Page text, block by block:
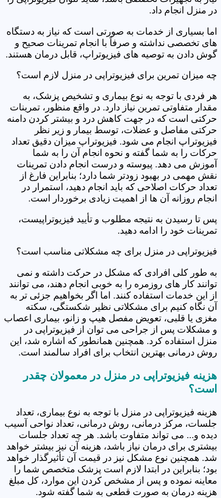
در منزل انجام داد.
اما بسیاری از خدمات به صورتی است که نیاز به دستگاه
های تخصصی نداشته و صرفاً با انجام تمرینات صحیح و
گوش دادن به توصیه های فیزیوتراپ، قابل درمان هستند.
چه میزان تمرین برای فیزیوتراپی در منزل لازم است؟
هر فردی با توجه به نوع بیماری و تشخیص پزشک، به
مقدار متفاوتی تمرین نیاز دارد. در واقع منظور، تمرینات
حرکتی است که در جهت کاهش درد و بیشتر کردن دامنه
حرکتی مفاصل و عضلات، توسط بیمار و زیر نظر
فیزیوتراپ انجام می شود. فیزیوتراپ میزان دقیق تعداد
حرکات را به شما گفته و نحوه انجام آن را به شما
آموزش می دهد. پیوسته و درست انجام دادن تمرینات
نقش مهمی در بهبود زودتر شما دارد؛ بنابراین فارغ از
تعداد حرکات اصلاحی که باید انجام دهید، استمرار در
انجام روزانه آن ها از اهمیت زیادی برخوردار است.
پس تا رسیدن به نتیجه مطلوب و تأیید فیزیوتراپیست،
تمرینات خود را ادامه دهید.
فیزیوتراپی در منزل برای چه مشکلاتی مناسب است؟
به طور کلی افرادی که مشکل در حرکت داشته و نمی
توانند کار های روزمره را به خوبی انجام دهند، می توانند
از این خدمات استفاده کنند. اما اگر بخواهیم جزئی تر به
آن نگاه کنیم برای مشکلاتی نظیر شکستگی، سکته
مغزی یا قلبی، تعویض مفصل هیپ و زانو، بیماری اعصاب
و مشکلات پس از جراحی می توان از فیزیوتراپی در
منزل استفاده کرد. همچنین همانطور که اشاره شد، این
روش درمانی بهترین انتخاب برای افراد سالمند است.
هزینه فیزیوتراپی در منزل در معمولان چقدر
است؟
هزینه فیزیوتراپی در منزل با توجه به نوع بیماری، تعداد
جلسات، مرکز درمانی، روش درمانی، تعداد نواحی آسیب
دیده و... می تواند متفاوت باشد. هر چه تعداد جلسات
بیشتری برای درمان نیاز باشد، هزینه آن نیز بیشتر خواهد
شد. همچنین نوع مشکل نیز در قیمت آن تأثیرگذار خواهد
بود؛ بنابراین در ابتدا لازم است پزشک متخصص شما را
معاینه نموده و پس از مشخص کردن این موارد، کل مبلغ
هزینه درمان به صورت قطعی به شما گفته شود.